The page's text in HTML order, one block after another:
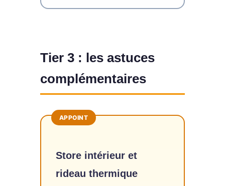
Tier 3 : les astuces
complémentaires
APPOINT
Store intérieur et
rideau thermique